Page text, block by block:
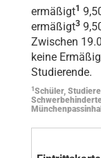
ermäßigt1
ermäßigt3
Zwischen
keine
Studierende.
1 Schüler,